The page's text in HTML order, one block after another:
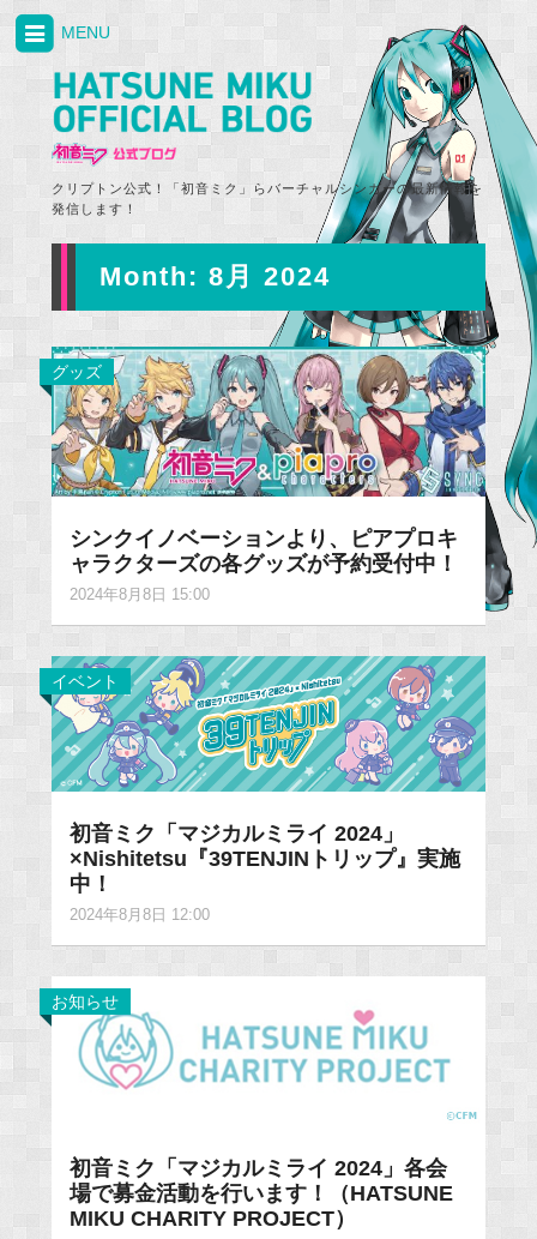
クリプトン公式！「初音ミク」らバーチャルシンガーの最新情報を
発信します！
MENU
Month: 8月 2024
グッズ
シンクイノベーションより、ピアプロキ
ャラクターズの各グッズが予約受付中！
2024年8月8日 15:00
イベント
初音ミク「マジカルミライ 2024」
×Nishitetsu『39TENJINトリップ』実施
中！
2024年8月8日 12:00
お知らせ
初音ミク「マジカルミライ 2024」各会
場で募金活動を行います！（HATSUNE
MIKU CHARITY PROJECT）